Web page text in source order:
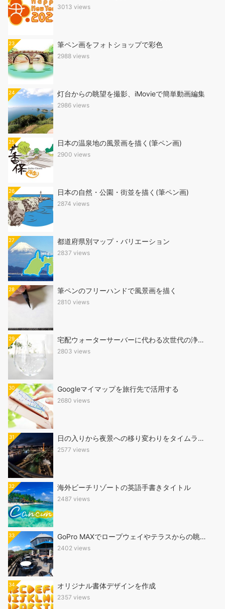
3013 views
23 筆ペン画をフォトショップで彩色
2988 views
24 灯台からの眺望を撮影、iMovieで簡単動画編集
2986 views
25 日本の温泉地の風景画を描く(筆ペン画)
2900 views
26 日本の自然・公園・街並を描く(筆ペン画)
2874 views
27 都道府県別マップ・バリエーション
2837 views
28 筆ペンのフリーハンドで風景画を描く
2810 views
29 宅配ウォーターサーバーに代わる次世代の浄…
2803 views
30 Googleマイマップを旅行先で活用する
2680 views
31 日の入りから夜景への移り変わりをタイムラ…
2577 views
32 海外ビーチリゾートの英語手書きタイトル
2487 views
33 GoPro MAXでロープウェイやテラスからの眺…
2402 views
34 オリジナル書体デザインを作成
2357 views